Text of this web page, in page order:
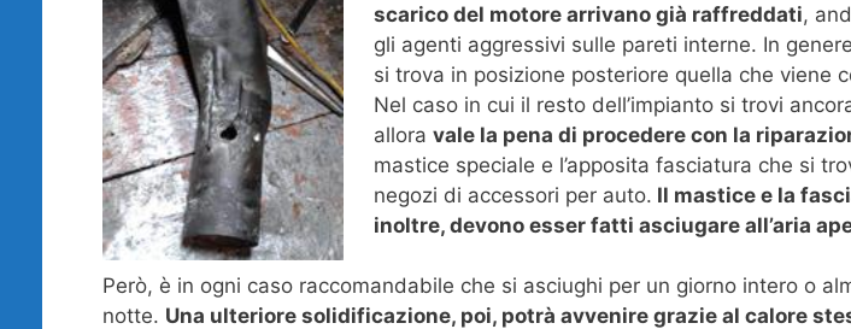
scarico del motore arrivano già raffreddati,
gli agenti aggressivi sulle pareti interne. In
si trova in posizione posteriore quella che viene
Nel caso in cui il resto dell’impianto si trovi
allora vale la pena di procedere con la
mastice speciale e l’apposita fasciatura che si
negozi di accessori per auto. Il mastice e la
inoltre, devono esser fatti asciugare all’aria
Però, è in ogni caso raccomandabile che si asciughi per un giorno intero o
notte. Una ulteriore solidificazione, poi, potrà avvenire grazie al calore